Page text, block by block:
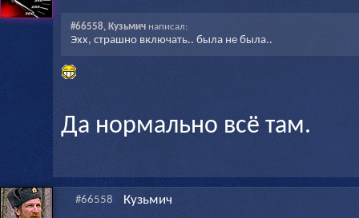
#66558, Кузьмичнаписал:
Эхх, страшно включать.. была не была..
Да нормально всё там.
#66558 Кузьмич